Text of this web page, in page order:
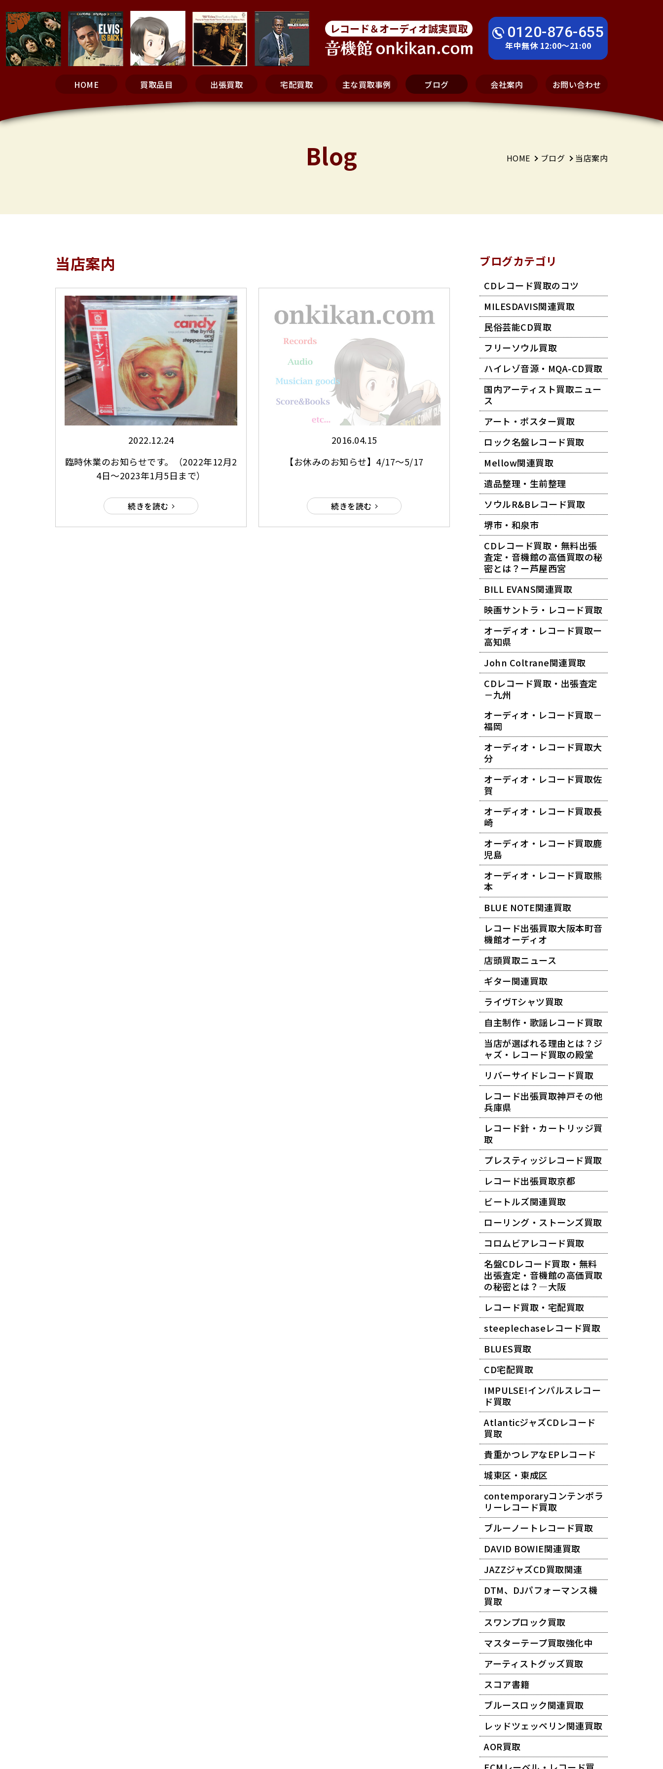
レコード＆オーディオ誠実買取 0120-876-655
年中無休 12:00～21:00
HOME 買取品目 出張買取 宅配買取 主な買取事例 ブログ 会社案内 お問い合わせ
Blog HOME ブログ 当店案内
当店案内
2022.12.24
臨時休業のお知らせです。（2022年12月2
4日～2023年1月5日まで）
続きを読む
2016.04.15
【お休みのお知らせ】4/17～5/17
続きを読む
ブログカテゴリ
CDレコード買取のコツ
MILESDAVIS関連買取
民俗芸能CD買取
フリーソウル買取
ハイレゾ音源・MQA-CD買取
国内アーティスト買取ニュー
ス
アート・ポスター買取
ロック名盤レコード買取
Mellow関連買取
遺品整理・生前整理
ソウルR&Bレコード買取
堺市・和泉市
CDレコード買取・無料出張
査定・音機館の高価買取の秘
密とは？ー芦屋西宮
BILL EVANS関連買取
映画サントラ・レコード買取
オーディオ・レコード買取ー
高知県
John Coltrane関連買取
CDレコード買取・出張査定
－九州
オーディオ・レコード買取－
福岡
オーディオ・レコード買取大
分
オーディオ・レコード買取佐
賀
オーディオ・レコード買取長
崎
オーディオ・レコード買取鹿
児島
オーディオ・レコード買取熊
本
BLUE NOTE関連買取
レコード出張買取大阪本町音
機館オーディオ
店頭買取ニュース
ギター関連買取
ライヴTシャツ買取
自主制作・歌謡レコード買取
当店が選ばれる理由とは？ジ
ャズ・レコード買取の殿堂
リバーサイドレコード買取
レコード出張買取神戸その他
兵庫県
レコード針・カートリッジ買
取
プレスティッジレコード買取
レコード出張買取京都
ビートルズ関連買取
ローリング・ストーンズ買取
コロムビアレコード買取
名盤CDレコード買取・無料
出張査定・音機館の高価買取
の秘密とは？―大阪
レコード買取・宅配買取
steeplechaseレコード買取
BLUES買取
CD宅配買取
IMPULSE!インパルスレコー
ド買取
AtlanticジャズCDレコード
買取
貴重かつレアなEPレコード
城東区・東成区
contemporaryコンテンポラ
リーレコード買取
ブルーノートレコード買取
DAVID BOWIE関連買取
JAZZジャズCD買取関連
DTM、DJパフォーマンス機
買取
スワンプロック買取
マスターテープ買取強化中
アーティストグッズ買取
スコア書籍
ブルースロック関連買取
レッドツェッペリン関連買取
AOR買取